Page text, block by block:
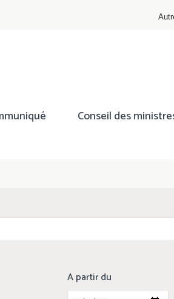
Conseil des
A partir du